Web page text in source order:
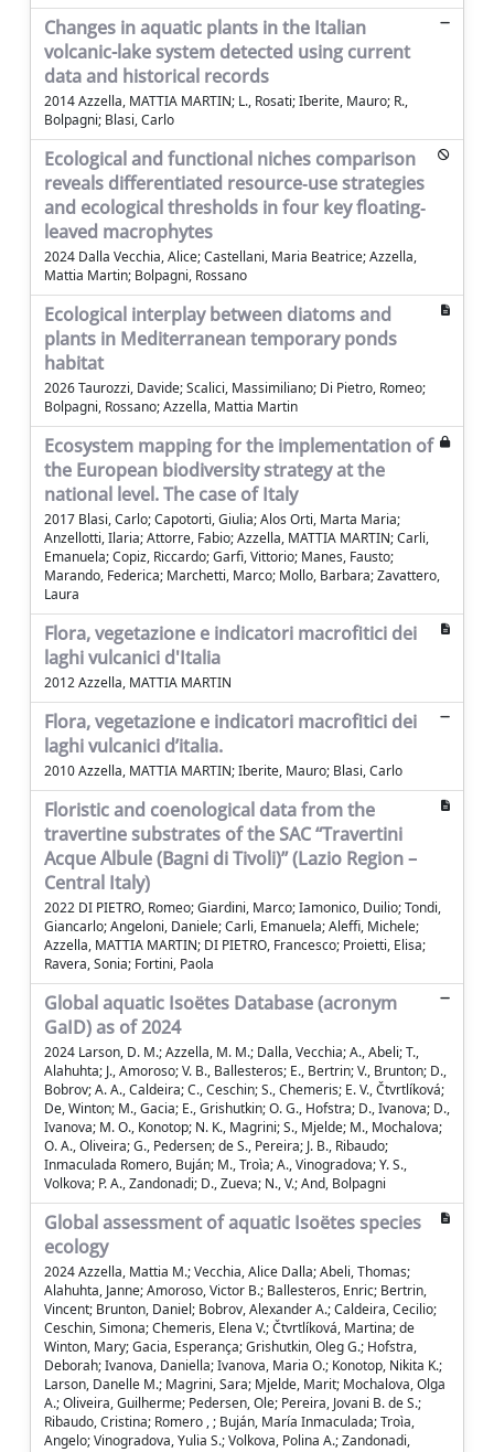
Changes in aquatic plants in the Italian
volcanic-lake system detected using current
data and historical records
2014 Azzella, MATTIA MARTIN; L., Rosati; Iberite, Mauro; R.,
Bolpagni; Blasi, Carlo
Ecological and functional niches comparison
reveals differentiated resource‐use strategies
and ecological thresholds in four key floating‐
leaved macrophytes
2024 Dalla Vecchia, Alice; Castellani, Maria Beatrice; Azzella,
Mattia Martin; Bolpagni, Rossano
Ecological interplay between diatoms and
plants in Mediterranean temporary ponds
habitat
2026 Taurozzi, Davide; Scalici, Massimiliano; Di Pietro, Romeo;
Bolpagni, Rossano; Azzella, Mattia Martin
Ecosystem mapping for the implementation of
the European biodiversity strategy at the
national level. The case of Italy
2017 Blasi, Carlo; Capotorti, Giulia; Alos Orti, Marta Mari­a;
Anzellotti, Ilaria; Attorre, Fabio; Azzella, MATTIA MARTIN; Carli,
Emanuela; Copiz, Riccardo; Garfi, Vittorio; Manes, Fausto;
Marando, Federica; Marchetti, Marco; Mollo, Barbara; Zavattero,
Laura
Flora, vegetazione e indicatori macrofitici dei
laghi vulcanici d'Italia
2012 Azzella, MATTIA MARTIN
Flora, vegetazione e indicatori macrofitici dei
laghi vulcanici d’italia.
2010 Azzella, MATTIA MARTIN; Iberite, Mauro; Blasi, Carlo
Floristic and coenological data from the
travertine substrates of the SAC “Travertini
Acque Albule (Bagni di Tivoli)” (Lazio Region –
Central Italy)
2022 DI PIETRO, Romeo; Giardini, Marco; Iamonico, Duilio; Tondi,
Giancarlo; Angeloni, Daniele; Carli, Emanuela; Aleffi, Michele;
Azzella, MATTIA MARTIN; DI PIETRO, Francesco; Proietti, Elisa;
Ravera, Sonia; Fortini, Paola
Global aquatic Isoëtes Database (acronym
GaID) as of 2024
2024 Larson, D. M.; Azzella, M. M.; Dalla, Vecchia; A., Abeli; T.,
Alahuhta; J., Amoroso; V. B., Ballesteros; E., Bertrin; V., Brunton; D.,
Bobrov; A. A., Caldeira; C., Ceschin; S., Chemeris; E. V., Čtvrtlíková;
De, Winton; M., Gacia; E., Grishutkin; O. G., Hofstra; D., Ivanova; D.,
Ivanova; M. O., Konotop; N. K., Magrini; S., Mjelde; M., Mochalova;
O. A., Oliveira; G., Pedersen; de S., Pereira; J. B., Ribaudo;
Inmaculada Romero, Buján; M., Troìa; A., Vinogradova; Y. S.,
Volkova; P. A., Zandonadi; D., Zueva; N., V.; And, Bolpagni
Global assessment of aquatic Isoëtes species
ecology
2024 Azzella, Mattia M.; Vecchia, Alice Dalla; Abeli, Thomas;
Alahuhta, Janne; Amoroso, Victor B.; Ballesteros, Enric; Bertrin,
Vincent; Brunton, Daniel; Bobrov, Alexander A.; Caldeira, Cecilio;
Ceschin, Simona; Chemeris, Elena V.; Čtvrtlíková, Martina; de
Winton, Mary; Gacia, Esperança; Grishutkin, Oleg G.; Hofstra,
Deborah; Ivanova, Daniella; Ivanova, Maria O.; Konotop, Nikita K.;
Larson, Danelle M.; Magrini, Sara; Mjelde, Marit; Mochalova, Olga
A.; Oliveira, Guilherme; Pedersen, Ole; Pereira, Jovani B. de S.;
Ribaudo, Cristina; Romero , ; Buján, María Inmaculada; Troìa,
Angelo; Vinogradova, Yulia S.; Volkova, Polina A.; Zandonadi,